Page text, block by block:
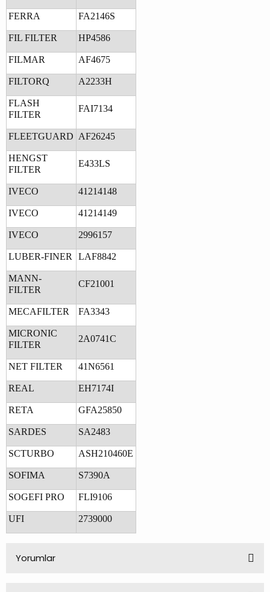
FERRA FA2146S
FIL FILTER HP4586
FILMAR AF4675
FILTORQ A2233H
FLASH
FILTER
FAI7134
FLEETGUARD AF26245
HENGST
FILTER
E433LS
IVECO 41214148
IVECO 41214149
IVECO 2996157
LUBER-FINER LAF8842
MANN-
FILTER
CF21001
MECAFILTER FA3343
MICRONIC
FILTER
2A0741C
NET FILTER 41N6561
REAL EH7174I
RETA GFA25850
SARDES SA2483
SCTURBO ASH210460E
SOFIMA S7390A
SOGEFI PRO FLI9106
UFI 2739000
Yorumlar